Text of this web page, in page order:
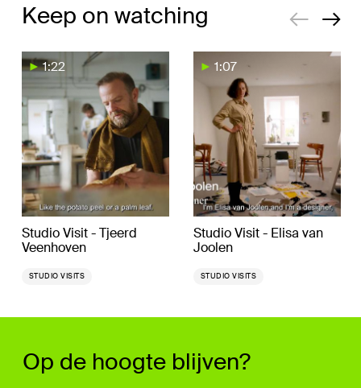
Keep on watching
1:22
Studio Visit - Tjeerd
Veenhoven
STUDIO VISITS
1:07
Studio Visit - Elisa van
Joolen
STUDIO VISITS
Op de hoogte blijven?